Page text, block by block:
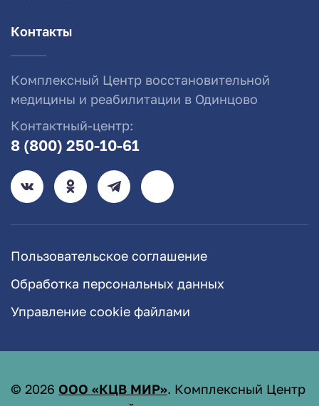
Контакты
Комплексный Центр восстановительной
медицины и реабилитации в Одинцово
Контактный-центр:
8 (800) 250-10-61
Пользовательское соглашение
Обработка персональных данных
Управление cookie файлами
© 2026 ООО «КЦВ МИР». Комплексный Центр